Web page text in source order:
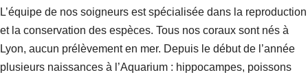
L’équipe de nos soigneurs est spécialisée dans la reproduction
et la conservation des espèces. Tous nos coraux sont nés à
Lyon, aucun prélèvement en mer. Depuis le début de l’année
plusieurs naissances à l’Aquarium : hippocampes, poissons